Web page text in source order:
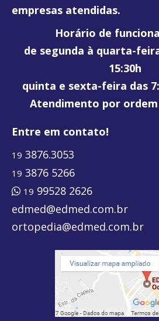
empresas atendidas.
Horário de
de segunda à quarta-
15:30h
quinta e sexta-feira das
Atendimento por ordem
Entre em contato!
19 3876.3053
19 3876 5266
19 99528 2626
edmed@edmed.com.br
ortopedia@edmed.com.br